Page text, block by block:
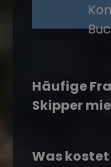
Häufige
Skipper
Was